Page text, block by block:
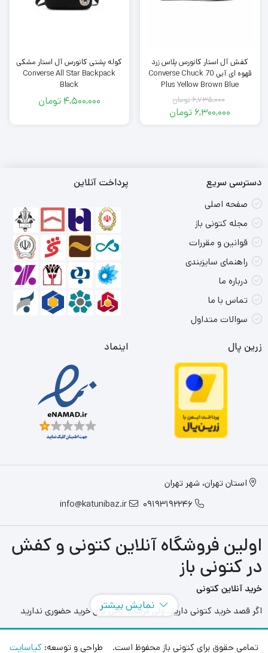
کفش آل استار کانورس پلاس زرد
قهوه ای آبی Converse Chuck 70
Plus Yellow Brown Blue
6,735,000تومان
قیمت6,300,000 تومان
کوله پشتی کانورس آل استار مشکی
Converse All Star Backpack
Black
4,500,000 تومان
دسترسی سریع
صفحه اصلی
مجله کتونی باز
قوانین و مقررات
راهنمای سایزبندی
درباره ما
تماس با ما
سوالات متداول
پرداخت آنلاین
زرین پال اینماد
استان تهران، شهر تهران
09193192246
info@katunibaz.ir
اولین فروشگاه آنلاین کتونی و کفش
در کتونی باز
خرید آنلاین کتونی
اگر قصد خرید کتونی دارید، ولی فرصت کافی برای خرید حضوری ندارید
آنها را انتخاب کنید و در هر محل و هر زمانی بدون محدودیت مدل های
نمایش بیشتر
تمامی حقوق برای کتونی باز محفوظ است. طراحی و توسعه: کیاسایت